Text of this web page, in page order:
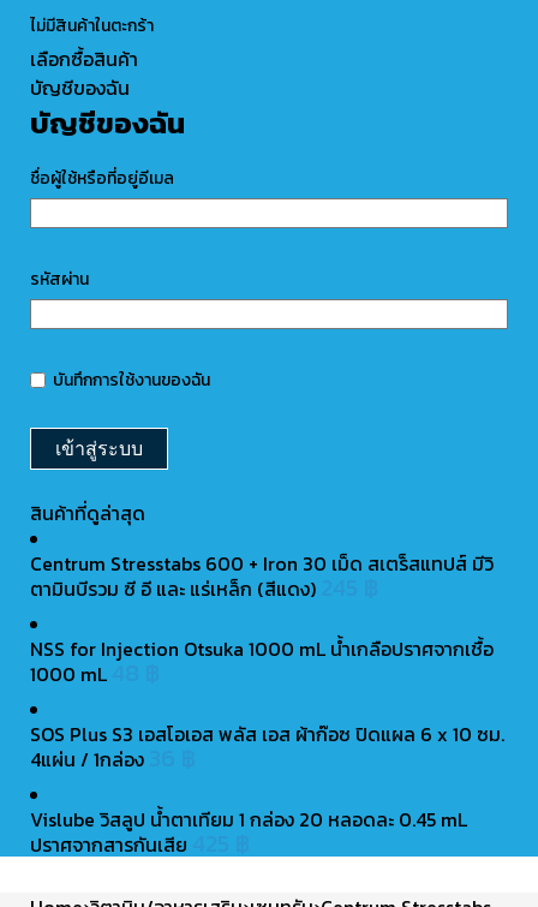
ไม่มีสินค้าในตะกร้า
เลือกซื้อสินค้า
บัญชีของฉัน
บัญชีของฉัน
ชื่อผู้ใช้หรือที่อยู่อีเมล
รหัสผ่าน
บันทึกการใช้งานของฉัน
สินค้าที่ดูล่าสุด
Centrum Stresstabs 600 + Iron 30 เม็ด สเตร็สแทปส์ มีวิ
ตามินบีรวม ซี อี และ แร่เหล็ก (สีแดง)
NSS for Injection Otsuka 1000 mL น้ำเกลือปราศจากเชื้อ
1000 mL 48
SOS Plus S3 เอสโอเอส พลัส เอส ผ้าก๊อซ ปิดแผล 6 x 10 ซม.
4แผ่น / 1กล่อง
Vislube วิสลูป น้ำตาเทียม 1 กล่อง 20 หลอดละ 0.45 mL
ปราศจากสารกันเสีย